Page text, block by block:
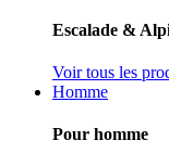
Escalade &
Voir tous les
Homme
Pour homme